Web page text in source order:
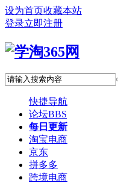
设为首页收藏本站
登录立即注册
快捷导航
论坛BBS
每日更新
淘宝电商
京东
拼多多
跨境电商